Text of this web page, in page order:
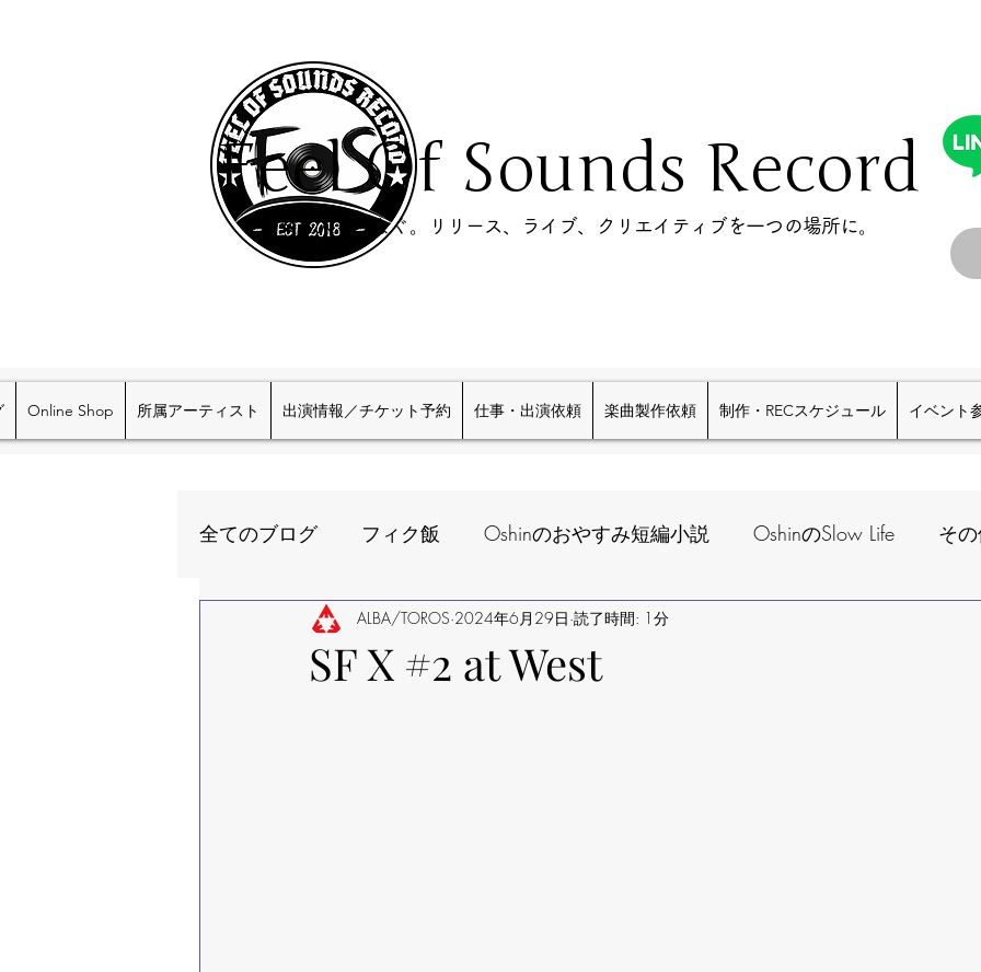
Feel Of Sounds Record
​音楽と人をつなぐ。リリース、ライブ、クリエイティブを一つの場所に。
Online Shop 所属アーティスト 出演情報／チケット予約 仕事・出演依頼 楽曲製作依頼 制作・RECスケジュール イベント
全てのブログ フィク飯 Oshinのおやすみ短編小説 OshinのSlow Life そ
‪SOUND FEEL'd‬ 関連 Fのアレンジ裏話 ALBA/TOROS SHOP情報！
SF X #2 at West
ALBA/TOROS 2024年6月29日 読了時間: 1分